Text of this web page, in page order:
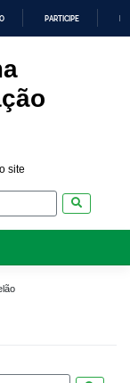
PARTICIPE
site